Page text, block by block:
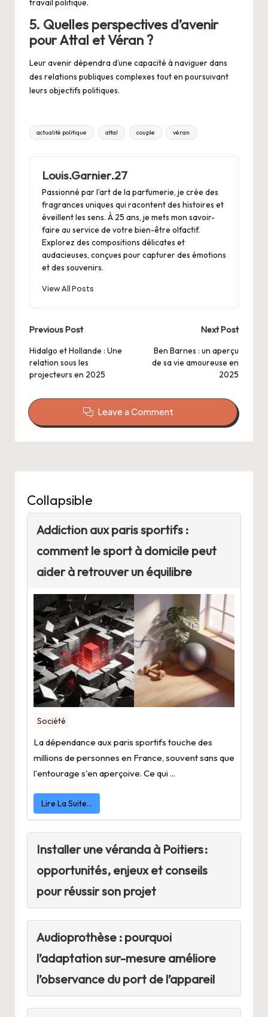
5. Quelles perspectives d’avenir
pour Attal et Véran ?
Leur avenir dépendra d’une capacité à naviguer dans
des relations publiques complexes tout en poursuivant
leurs objectifs politiques.
Tags:
actualité politique attal couple véran
Louis.Garnier.27
Passionné par l'art de la parfumerie, je crée des
fragrances uniques qui racontent des histoires et
éveillent les sens. À 25 ans, je mets mon savoir-
faire au service de votre bien-être olfactif.
Explorez des compositions délicates et
audacieuses, conçues pour capturer des émotions
et des souvenirs.
View All Posts
Post
navigation
Previous Post
Hidalgo et Hollande : Une
relation sous les
projecteurs en 2025
Next Post
Ben Barnes : un aperçu
de sa vie amoureuse en
2025
Leave a Comment
Collapsible
Addiction aux paris sportifs :
comment le sport à domicile peut
aider à retrouver un équilibre
Société
La dépendance aux paris sportifs touche des
millions de personnes en France, souvent sans que
l'entourage s'en aperçoive. Ce qui ...
Lire La Suite…
Installer une véranda à Poitiers :
opportunités, enjeux et conseils
pour réussir son projet
Audioprothèse : pourquoi
l’adaptation sur-mesure améliore
l’observance du port de l’appareil